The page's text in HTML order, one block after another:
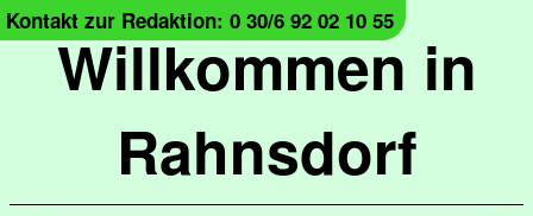
Willkommen in
Rahnsdorf
Kontakt zur Redaktion: 0 30/6 92 02 10 55